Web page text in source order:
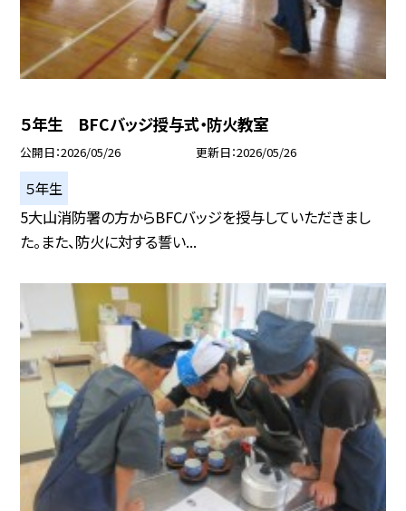
５年生 BFCバッジ授与式・防火教室
公開日 2026/05/26 更新日 2026/05/26
５年生
5大山消防署の方からBFCバッジを授与していただきまし
た。また、防火に対する誓い...